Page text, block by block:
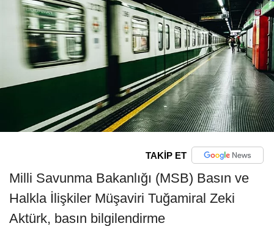
TAKİP ET
Milli Savunma Bakanlığı (MSB) Basın ve
Halkla İlişkiler Müşaviri Tuğamiral Zeki
Aktürk, basın bilgilendirme